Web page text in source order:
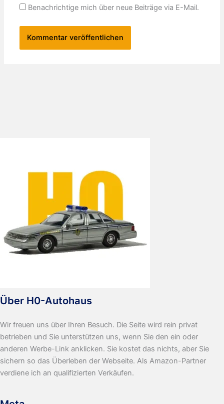
Benachrichtige mich über neue Beiträge via E-Mail.
Über H0-Autohaus
Wir freuen uns über Ihren Besuch. Die Seite wird rein privat
betrieben und Sie unterstützen uns, wenn Sie den ein oder
anderen Werbe-Link anklicken. Sie kostet das nichts, aber Sie
sichern so das Überleben der Webseite. Als Amazon-Partner
verdiene ich an qualifizierten Verkäufen.